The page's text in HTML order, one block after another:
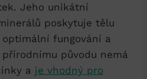
Jeho unikátní
poskytuje tělu
fungování a
původu nemá
a je vhodný pro